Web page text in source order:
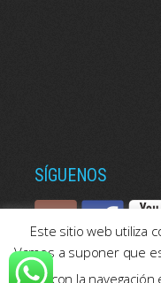
SÍGUENOS
Este sitio web utiliza
Vamos a suponer que
con la navegación